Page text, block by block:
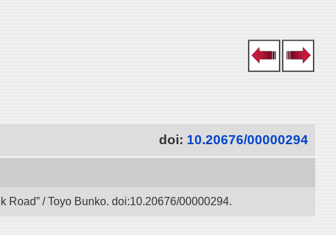
doi: 10.20676/00000294
Road” / Toyo Bunko. doi:10.20676/00000294.